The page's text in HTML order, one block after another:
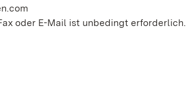
oder E-Mail ist unbedingt erforderlich.